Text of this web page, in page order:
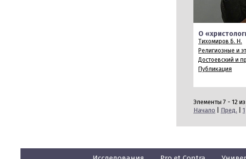
О
Тихомиров Б. Н.
Религиозные и
Достоевский и
Публикация
Элементы 7 - 12
Начало
Пред. 1